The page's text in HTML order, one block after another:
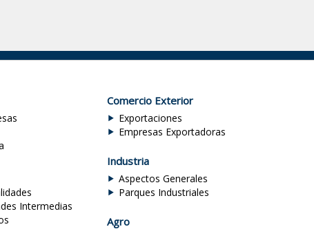
Intermedias
Comercio Exterior
Exportaciones
Empresas Exportadoras
Industria
Aspectos Generales
Parques Industriales
Agro